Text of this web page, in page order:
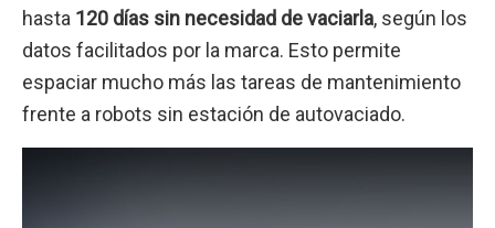
hasta 120 días sin necesidad de vaciarla, según los
datos facilitados por la marca. Esto permite
espaciar mucho más las tareas de mantenimiento
frente a robots sin estación de autovaciado.